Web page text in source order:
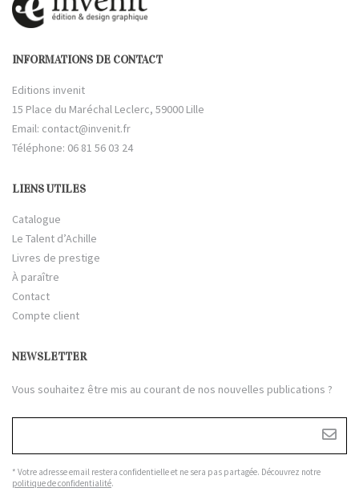
INFORMATIONS DE CONTACT
Editions invenit
15 Place du Maréchal Leclerc, 59000 Lille
Email: contact@invenit.fr
Téléphone: 06 81 56 03 24
LIENS UTILES
Catalogue
Le Talent d’Achille
Livres de prestige
À paraître
Contact
Compte client
NEWSLETTER
Vous souhaitez être mis au courant de nos nouvelles publications ?
* Votre adresse email restera confidentielle et ne sera pas partagée. Découvrez notre
politique de confidentialité.